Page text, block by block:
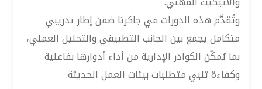
وتُقدَّم هذه الدورات في جاكرتا ضمن إطار تدريبي
متكامل يجمع بين الجانب التطبيقي والتحليل العملي،
بما يُمكّن الكوادر الإدارية من أداء أدوارها بفاعلية
وكفاءة تلبي متطلبات بيئات العمل الحديثة.